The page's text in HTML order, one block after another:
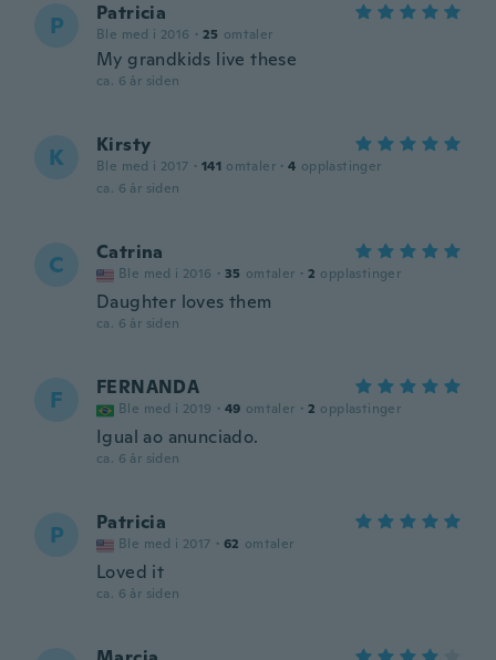
P Patricia
Ble med i 2016 · 25 omtaler
My grandkids live these
ca. 6 år siden
K Kirsty
Ble med i 2017 · 141 omtaler · 4 opplastinger
ca. 6 år siden
C Catrina
Ble med i 2016 · 35 omtaler · 2 opplastinger
Daughter loves them
ca. 6 år siden
F FERNANDA
Ble med i 2019 · 49 omtaler · 2 opplastinger
Igual ao anunciado.
ca. 6 år siden
P Patricia
Ble med i 2017 · 62 omtaler
Loved it
ca. 6 år siden